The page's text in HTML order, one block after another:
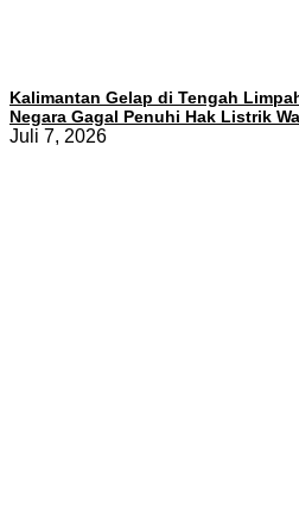
Kalimantan Gelap di Tengah
Negara Gagal Penuhi Hak Listrik
Juli 7, 2026